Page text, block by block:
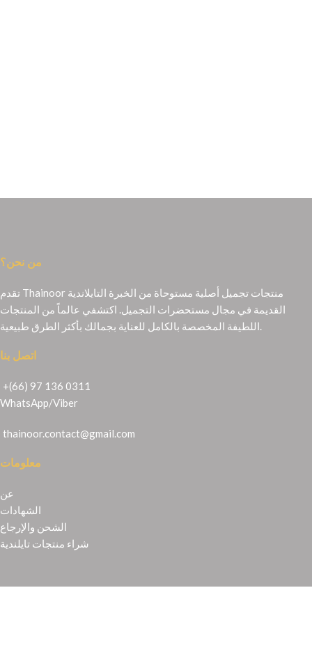
من نحن؟
تقدم Thainoor منتجات تجميل أصلية مستوحاة من الخبرة التايلاندية
القديمة في مجال مستحضرات التجميل. اكتشفي عالماً من المنتجات
اللطيفة المخصصة بالكامل للعناية بجمالك بأكثر الطرق طبيعية.
اتصل بنا
+(66) 97 136 0311
WhatsApp/Viber
thainoor.contact@gmail.com
معلومات
عن
الشهادات
الشحن والإرجاع
شراء منتجات تايلندية